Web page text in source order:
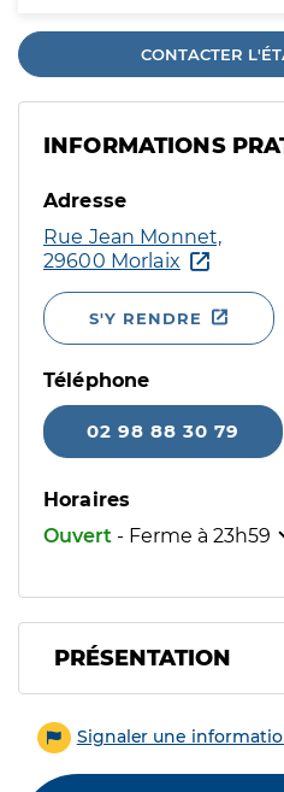
CONTACTER
INFORMATIONS
Adresse
Rue Jean Monnet,
29600 Morlaix
S'Y RENDRE
Téléphone
02 98 88 30 79
Horaires
Ouvert - Ferme à 23h59
PRÉSENTATION
Signaler une